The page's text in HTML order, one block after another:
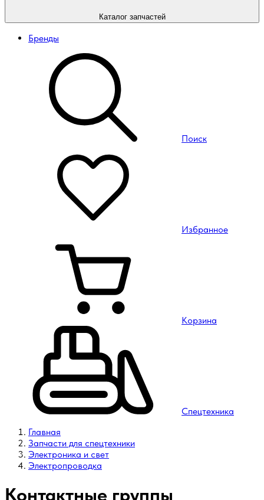
Каталогзапчастей
Бренды
Поиск
Избранное
Корзина
Спецтехника
Главная
Запчасти для спецтехники
Электроника и свет
Электропроводка
Контактные группы